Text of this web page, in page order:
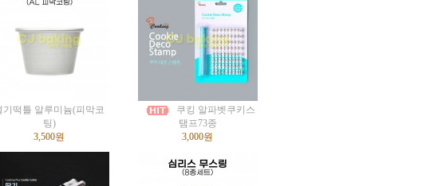
기떡틀 알루미늄(피막코
팅)
3,500원
쿠킹 알파벳쿠키스
탬프73종
3,000원